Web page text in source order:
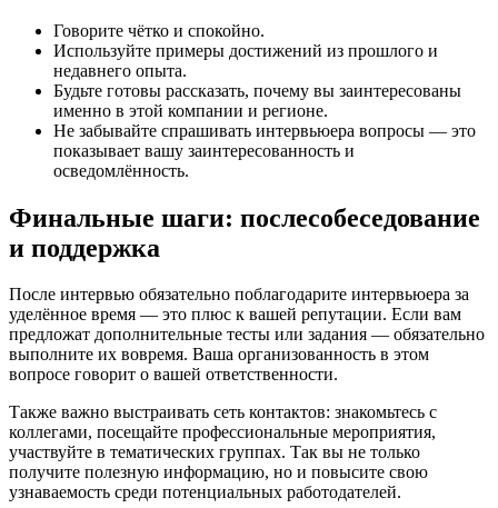
Говорите чётко и спокойно.
Используйте примеры достижений из прошлого и
недавнего опыта.
Будьте готовы рассказать, почему вы заинтересованы
именно в этой компании и регионе.
Не забывайте спрашивать интервьюера вопросы — это
показывает вашу заинтересованность и
осведомлённость.
Финальные шаги: послесобеседование
и поддержка
После интервью обязательно поблагодарите интервьюера за
уделённое время — это плюс к вашей репутации. Если вам
предложат дополнительные тесты или задания — обязательно
выполните их вовремя. Ваша организованность в этом
вопросе говорит о вашей ответственности.
Также важно выстраивать сеть контактов: знакомьтесь с
коллегами, посещайте профессиональные мероприятия,
участвуйте в тематических группах. Так вы не только
получите полезную информацию, но и повысите свою
узнаваемость среди потенциальных работодателей.